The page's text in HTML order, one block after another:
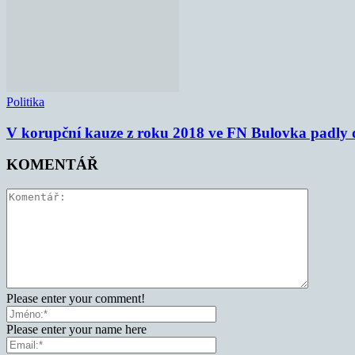
Politika
V korupční kauze z roku 2018 ve FN Bulovka padly
KOMENTÁŘ
Please enter your comment!
Please enter your name here